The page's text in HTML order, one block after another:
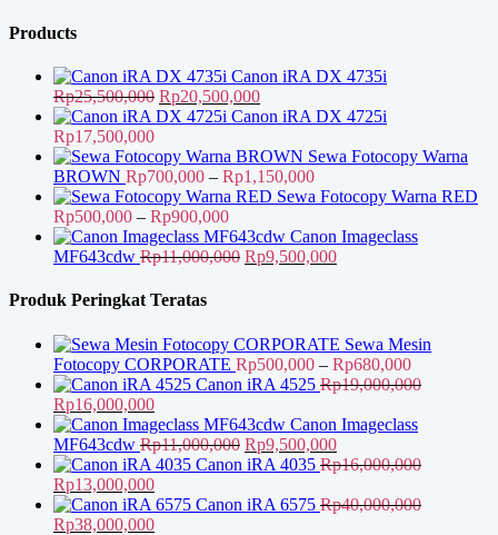
adalah:
Rp9,500,000.
Products
Canon iRA DX 4735i
Rp25,500,000 Harga
aslinya
Rp25,500,000.
Rp20,500,000Harga
saat
adalah:
Rp20,500,000.
Canon iRA DX 4725i
Rp17,500,000
Sewa Fotocopy Warna
BROWN Rp700,000 – Rp1,150,000Rentang
harga:
hingga
Rp1,150,000
Sewa Fotocopy Warna RED
Rp500,000 – Rp900,000Rentang
harga:
Rp500,000
Canon Imageclass
MF643cdw Rp11,000,000 Harga
Rp9,500,000Harga
Rp9,500,000.
Produk Peringkat Teratas
Sewa Mesin
Fotocopy CORPORATE Rp500,000 – Rp680,000Rentang
harga:
hingga
Canon iRA 4525 Rp19,000,000
Harga
aslinya
adalah:
Rp19,000,000.
Rp16,000,000Harga
saat
ini
adalah:
Rp16,000,000.
Canon Imageclass
MF643cdw Rp11,000,000 Harga
aslinya
Rp11,000,000.
Rp9,500,000Harga
saat
adalah:
Canon iRA 4035 Rp16,000,000
Harga
aslinya
adalah:
Rp13,000,000Harga
saat
ini
Canon iRA 6575 Rp40,000,000
Harga
Rp38,000,000Harga